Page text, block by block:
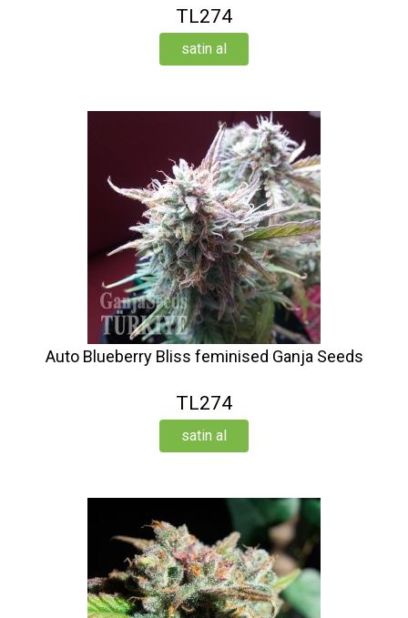
TL274
satin al
Auto Blueberry Bliss feminised Ganja Seeds
TL274
satin al